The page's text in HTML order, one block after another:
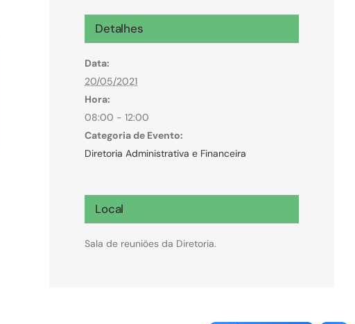
Microcrédito
Para MEI, microempresas e pessoas físicas
(feirantes e transportes)
Detalhes
Data:
20/05/2021
Hora:
08:00 - 12:00
Categoria de Evento:
Diretoria Administrativa e Financeira
Local
Sala de reuniões da Diretoria.